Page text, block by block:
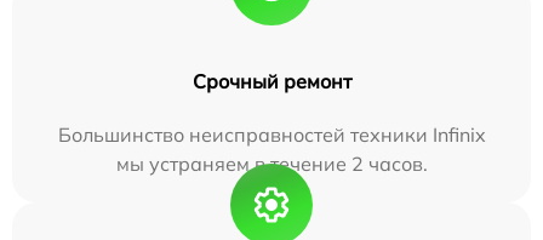
Срочный ремонт
Большинство неисправностей техники Infinix
мы устраняем в течение 2 часов.